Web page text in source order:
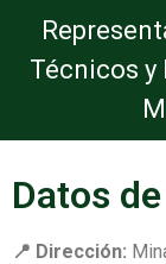
Técnicos y
Datos
📍 Dirección: